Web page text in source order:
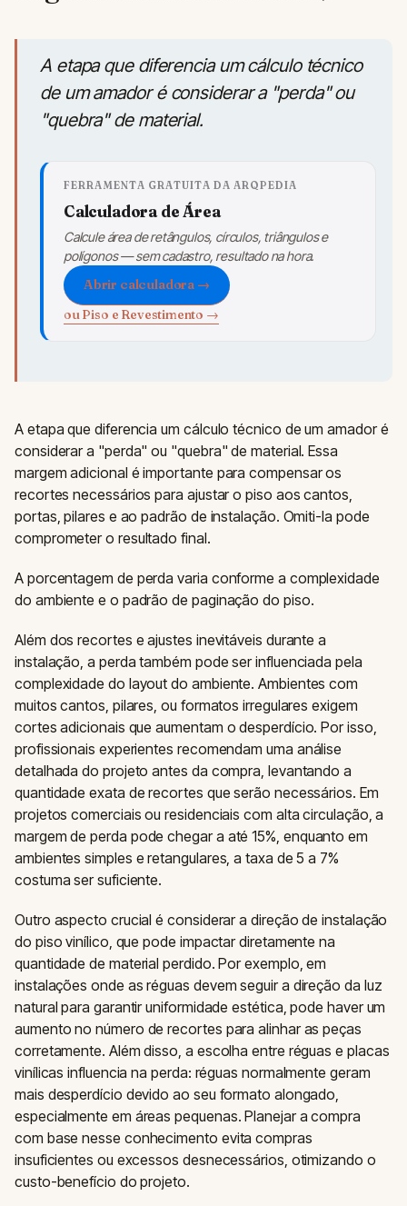
A etapa que diferencia um cálculo técnico
de um amador é considerar a "perda" ou
"quebra" de material.
FERRAMENTA GRATUITA DA ARQPEDIA
Calculadora de Área
Calcule área de retângulos, círculos, triângulos e
polígonos — sem cadastro, resultado na hora.
Abrir calculadora →
ou Piso e Revestimento →
A etapa que diferencia um cálculo técnico de um amador é
considerar a "perda" ou "quebra" de material. Essa
margem adicional é importante para compensar os
recortes necessários para ajustar o piso aos cantos,
portas, pilares e ao padrão de instalação. Omiti-la pode
comprometer o resultado final.
A porcentagem de perda varia conforme a complexidade
do ambiente e o padrão de paginação do piso.
Além dos recortes e ajustes inevitáveis durante a
instalação, a perda também pode ser influenciada pela
complexidade do layout do ambiente. Ambientes com
muitos cantos, pilares, ou formatos irregulares exigem
cortes adicionais que aumentam o desperdício. Por isso,
profissionais experientes recomendam uma análise
detalhada do projeto antes da compra, levantando a
quantidade exata de recortes que serão necessários. Em
projetos comerciais ou residenciais com alta circulação, a
margem de perda pode chegar a até 15%, enquanto em
ambientes simples e retangulares, a taxa de 5 a 7%
costuma ser suficiente.
Outro aspecto crucial é considerar a direção de instalação
do piso vinílico, que pode impactar diretamente na
quantidade de material perdido. Por exemplo, em
instalações onde as réguas devem seguir a direção da luz
natural para garantir uniformidade estética, pode haver um
aumento no número de recortes para alinhar as peças
corretamente. Além disso, a escolha entre réguas e placas
vinílicas influencia na perda: réguas normalmente geram
mais desperdício devido ao seu formato alongado,
especialmente em áreas pequenas. Planejar a compra
com base nesse conhecimento evita compras
insuficientes ou excessos desnecessários, otimizando o
custo-benefício do projeto.